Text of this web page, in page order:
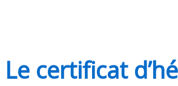
Le certificat